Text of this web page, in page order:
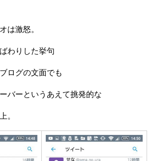
は激怒。
わりした挙句
ログの文面でも
バーというあえて挑発的な
。